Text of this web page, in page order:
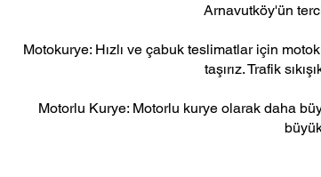
Arnavutköy'ün
Motokurye: Hızlı ve çabuk teslimatlar için
taşırız. Trafik
Motorlu Kurye: Motorlu kurye olarak daha